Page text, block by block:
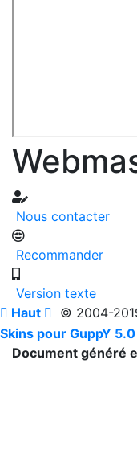
Nous contacter
Recommander
Version texte
 Haut  © 2004-
Skins pour GuppY
Document généré